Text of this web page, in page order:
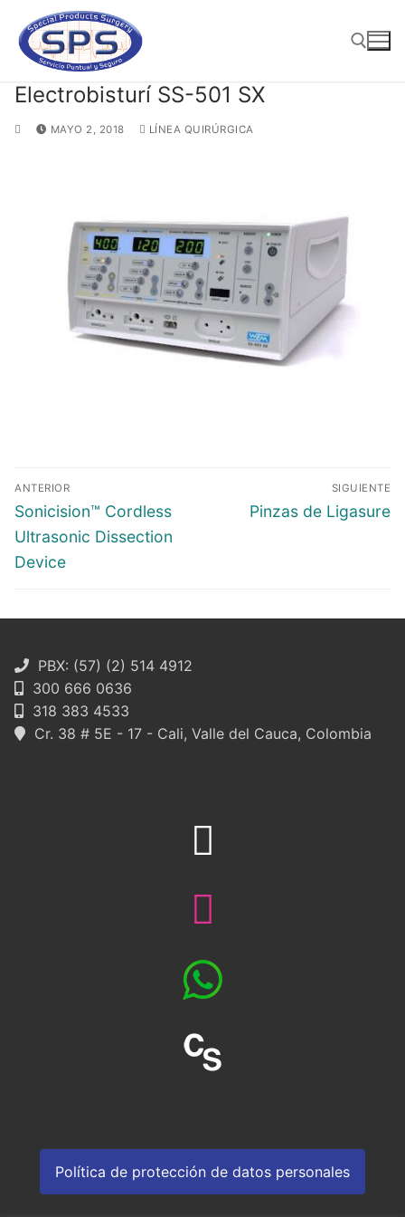
contenido
Electrobisturí SS-501 SX
MAYO 2, 2018 LÍNEA QUIRÚRGICA
Navegación
de
entradas
ANTERIOR
Entrada
anterior:
Sonicision™ Cordless
Ultrasonic Dissection
Device
SIGUIENTE
Entrada
Pinzas de Ligasure
PBX: (57) (2) 514 4912
300 666 0636
318 383 4533
Cr. 38 # 5E - 17 - Cali, Valle del Cauca, Colombia
Política de protección de datos personales